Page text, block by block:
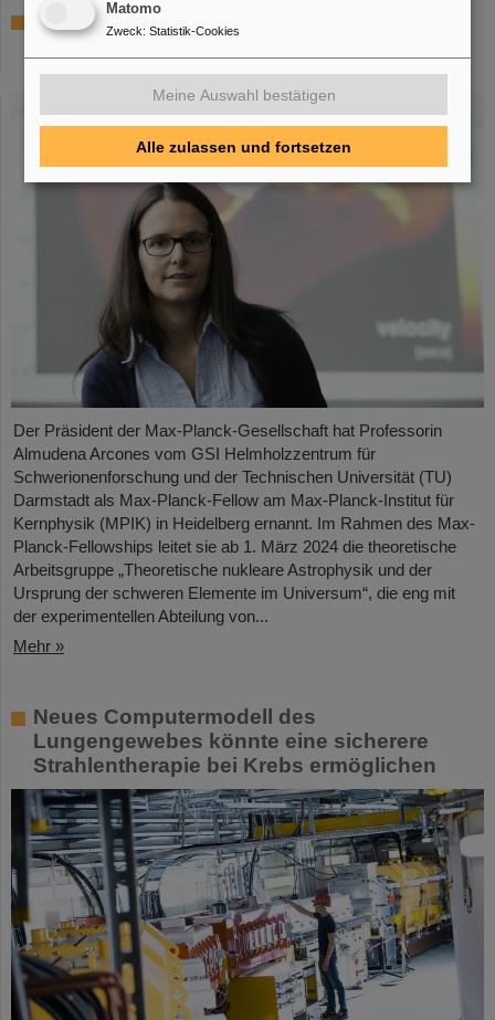
GSI-Forscherin Almudena Arcones zu Max-
Planck-Fellow am Max-Planck-Institut für
Kernphysik in Heidelberg ernannt
Der Präsident der Max-Planck-Gesellschaft hat Professorin
Almudena Arcones vom GSI Helmholzzentrum für
Schwerionenforschung und der Technischen Universität (TU)
Darmstadt als Max-Planck-Fellow am Max-Planck-Institut für
Kernphysik (MPIK) in Heidelberg ernannt. Im Rahmen des Max-
Planck-Fellowships leitet sie ab 1. März 2024 die theoretische
Arbeitsgruppe „Theoretische nukleare Astrophysik und der
Ursprung der schweren Elemente im Universum“, die eng mit
der experimentellen Abteilung von...
Mehr »
Neues Computermodell des
Lungengewebes könnte eine sicherere
Strahlentherapie bei Krebs ermöglichen
Matomo
Zweck: Statistik-Cookies
Meine Auswahl bestätigen
Alle zulassen und fortsetzen